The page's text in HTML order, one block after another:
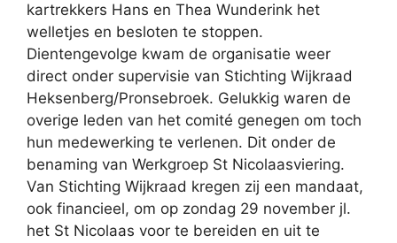
kartrekkers Hans en Thea Wunderink het
welletjes en besloten te stoppen.
Dientengevolge kwam de organisatie weer
direct onder supervisie van Stichting Wijkraad
Heksenberg/Pronsebroek. Gelukkig waren de
overige leden van het comité genegen om toch
hun medewerking te verlenen. Dit onder de
benaming van Werkgroep St Nicolaasviering.
Van Stichting Wijkraad kregen zij een mandaat,
ook financieel, om op zondag 29 november jl.
het St Nicolaas voor te bereiden en uit te